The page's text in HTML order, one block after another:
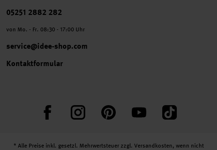
Telefonnummer
05251 2882 282
von Mo. - Fr. 08:30 - 17:00 Uhr
service@idee-shop.com
Kontaktformular
FacebookInstagram PinterestYouTube TikTok
* Alle Preise inkl. gesetzl. Mehrwertsteuer zzgl. Versandkosten, wenn nicht